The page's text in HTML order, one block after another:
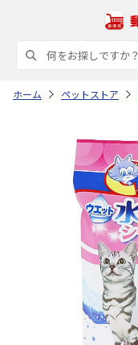
ホーム ペットストア